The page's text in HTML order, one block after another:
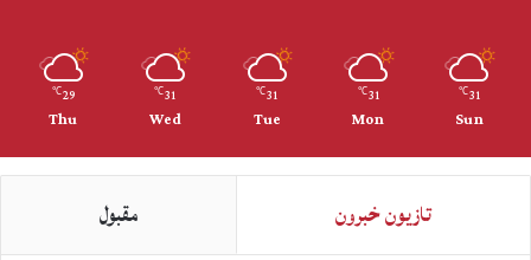
31
℃
Sun
31
℃
Mon
31
℃
Tue
31
℃
Wed
29
℃
Thu
تازيون خبرون مقبول